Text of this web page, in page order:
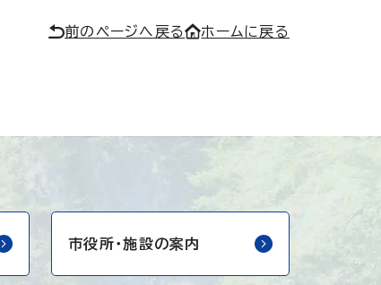
前のページへ戻る ホームに戻る
市役所・施設の案内